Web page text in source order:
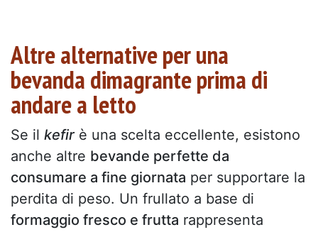
Altre alternative per una
bevanda dimagrante prima di
andare a letto
Se il kefir è una scelta eccellente, esistono
anche altre bevande perfette da
consumare a fine giornata per supportare la
perdita di peso. Un frullato a base di
formaggio fresco e frutta rappresenta